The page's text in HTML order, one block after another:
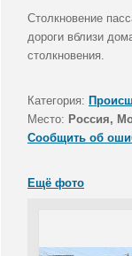
Столкновение
дороги вблизи
столкновения.
Категория:
Место: Россия,
Сообщить об
Ещё фото